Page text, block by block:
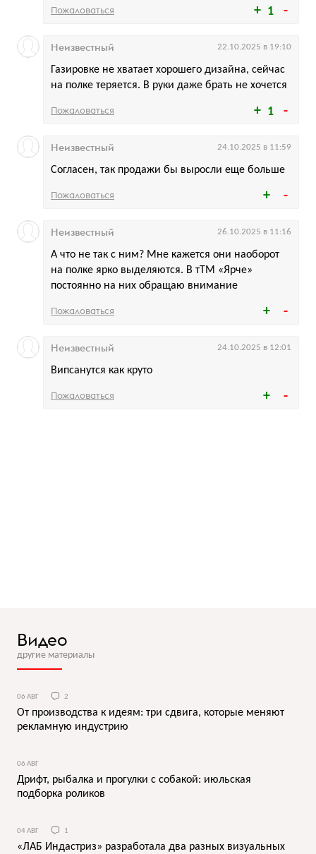
1
Пожаловаться
1
Газировке не хватает хорошего дизайна, сейчас
на полке теряется. В руки даже брать не хочется
Неизвестный 22.10.2025 в 19:10
Пожаловаться
Согласен, так продажи бы выросли еще больше
Неизвестный 24.10.2025 в 11:59
Пожаловаться
А что не так с ним? Мне кажется они наоборот
на полке ярко выделяются. В тТМ «Ярче»
постоянно на них обращаю внимание
Неизвестный 26.10.2025 в 11:16
Пожаловаться
Випсанутся как круто
Неизвестный 24.10.2025 в 12:01
Пожаловаться
Видео
другие материалы
06 АВГ 2
От производства к идеям: три сдвига, которые меняют
рекламную индустрию
06 АВГ
Дрифт, рыбалка и прогулки с собакой: июльская
подборка роликов
04 АВГ 1
«ЛАБ Индастриз» разработала два разных визуальных